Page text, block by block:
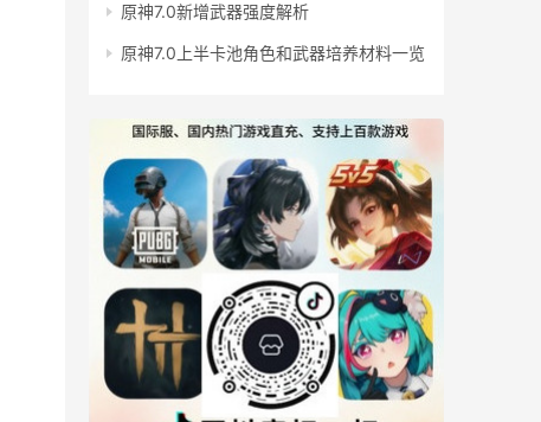
原神7.0新增武器强度解析
原神7.0上半卡池角色和武器培养材料一览